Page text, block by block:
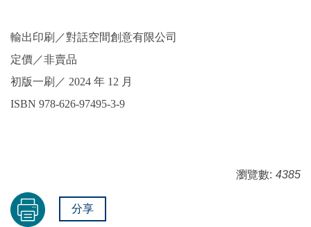
輸出印刷／對話空間創意有限公司
定價／非賣品
初版一刷／ 2024 年 12 月
ISBN 978-626-97495-3-9
瀏覽數: 4385
分享